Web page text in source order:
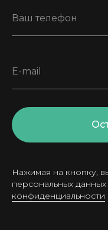
Ваш телефон
E-mail
Нажимая на кнопку,
персональных
конфиденциальности